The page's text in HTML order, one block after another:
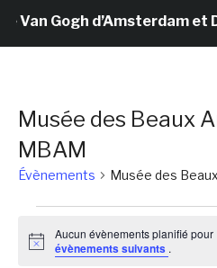
Van Gogh d’Amsterdam et
Musée des Beaux
MBAM
Évènements Musée des
for
Notice
Aucun évènements planifié
évènements suivants .